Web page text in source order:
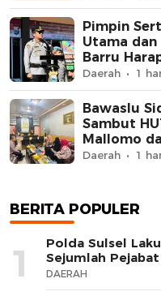
Pimpin
Utama
Barru
Daerah 1
Bawaslu
Sambut
Mallomo
Daerah 1
BERITA POPULER
1
Polda Sulsel
Sejumlah
DAERAH